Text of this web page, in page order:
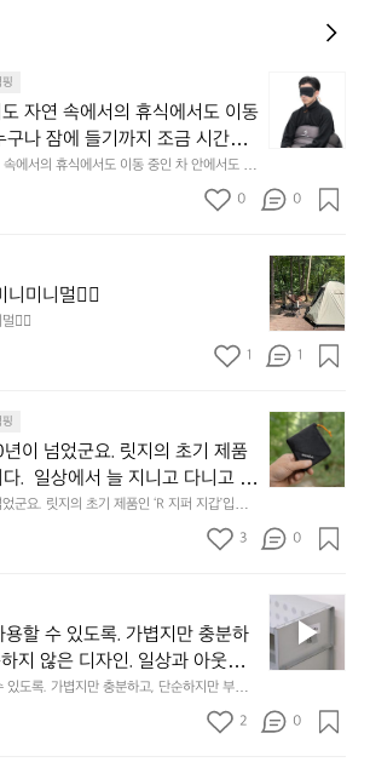
자연 속에서의 휴식에서도 이동
나 잠에 들기까지 조금 시간이
다.  그럴 때는 차분하게 눈을 가
튼을 조용히 내리듯이.  Polarte
가 눈가를 포근히 감싸줍니다.
쓰는 것만으로 그곳은 나만의 밤
무세요.
에서의 휴식에서도 이동 중인 차 안에서도  누
이 걸리는 순간이 있습니다.  그럴 때는 차분하
막 커튼을 조용히 내리듯이.  Polartec® Wind
.
내
던
방
도
자
연
속
에
의
휴
식
에
도
이
중
인
차
안
서
도
0 0
미니멀👌🏼
👌🏼
첫
모
토
솔
캠
☺️
미
니
미
멀
👌🏼
1 1
이 넘었군요. 릿지의 초기 제품
다.  일상에서 늘 지니고 다니고 싶
, 무게, 형태, 색감 사이의 아주 미
니다.  예를 들자면 일에 집중하
에 대충 걸쳐 놓아도 시야에 걸
습니다.  그중에서도 슬림함에 철
튼한 내구도와 넉넉한 수납력을
장 가볍고 얇게 설계했습니다.
, 꼭 직접 손으로 만져보며 경험
군요. 릿지의 초기 제품인 ‘R 지퍼 지갑’입니
고 싶어지는 물건에는 크기, 무게, 형태, 색감
존재합니다.  예를 들자면 일에 집중하느라 책
내구도와 넉넉한 수납력을 해치치 않는 선에
습니다.  이 디자인과 사용감은, 꼭 직접 손으로
랍니다.
이
걸
처
음
든
0
년
이
넘
군
3 0
할 수 있도록. 가볍지만 충분하
지 않은 디자인. 일상과 아웃도
게 이어주는 RIDGE MOUNTAIN
만나보세요.
도록. 가볍지만 충분하고, 단순하지만 부족하
어의 경계를 자연스럽게 이어주는 RIDGE M
에서 만나보세요.
필
요
한
것
오
2 0